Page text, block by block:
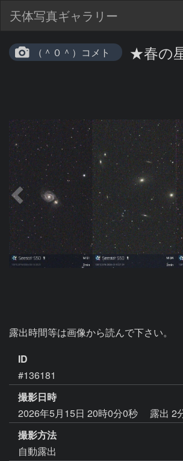
天体写真ギャラリー
（＾０＾）コメト ★春の
露出時間等は画像から読んで下さい。
ID
#136181
撮影日時
2026年5月15日 20時0分0秒
露出 2
撮影方法
自動露出